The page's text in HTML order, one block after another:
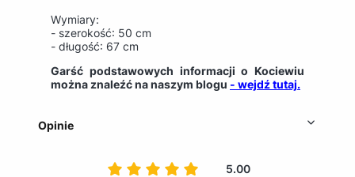
Wymiary:
- szerokość: 50 cm
- długość: 67 cm
Garść podstawowych informacji o Kociewiu
można znaleźć na naszym blogu - wejdź tutaj.
Opinie
5.00